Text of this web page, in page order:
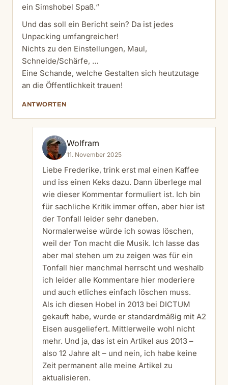
ein Simshobel Spaß.“
Und das soll ein Bericht sein? Da ist jedes
Unpacking umfangreicher!
Nichts zu den Einstellungen, Maul,
Schneide/Schärfe, …
Eine Schande, welche Gestalten sich heutzutage
an die Öffentlichkeit trauen!
ANTWORTEN
Wolfram
11. November 2025
Liebe Frederike, trink erst mal einen Kaffee
und iss einen Keks dazu. Dann überlege mal
wie dieser Kommentar formuliert ist. Ich bin
für sachliche Kritik immer offen, aber hier ist
der Tonfall leider sehr daneben.
Normalerweise würde ich sowas löschen,
weil der Ton macht die Musik. Ich lasse das
aber mal stehen um zu zeigen was für ein
Tonfall hier manchmal herrscht und weshalb
ich leider alle Kommentare hier moderiere
und auch etliches einfach löschen muss.
Als ich diesen Hobel in 2013 bei DICTUM
gekauft habe, wurde er standardmäßig mit A2
Eisen ausgeliefert. Mittlerweile wohl nicht
mehr. Und ja, das ist ein Artikel aus 2013 –
also 12 Jahre alt – und nein, ich habe keine
Zeit permanent alle meine Artikel zu
aktualisieren.